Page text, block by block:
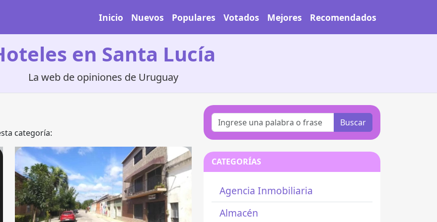
Inicio Nuevos Populares Votados Mejores Recomendados
en Santa Lucía
La web de opiniones de Uruguay
categoría:
Buscar
CATEGORÍAS
Agencia Inmobiliaria
Almacén